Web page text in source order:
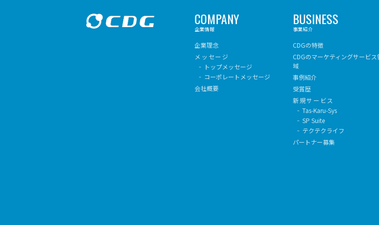
COMPANY
企業情報
企業理念
メッセージ
トップメッセージ
コーポレートメッセージ
会社概要
BUSINESS
事業紹介
CDGの特徴
CDGのマーケティングサービス
域
事例紹介
受賞歴
新規サービス
Tas-Karu-Sys
SP Suite
テクテクライフ
パートナー募集